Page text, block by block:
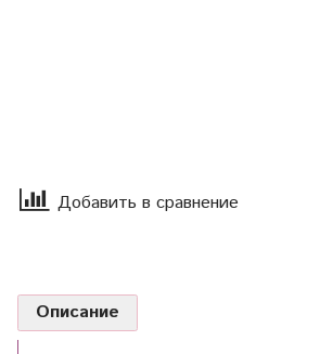
Добавить в сравнение
Описание